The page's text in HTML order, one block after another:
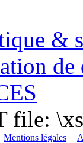
&
de
file:
Mentions légales |